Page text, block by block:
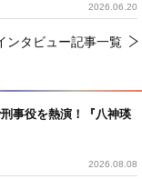
事役を熱演！『八神瑛
2026.08.08
2026.06.20
ンタビュー記事一覧